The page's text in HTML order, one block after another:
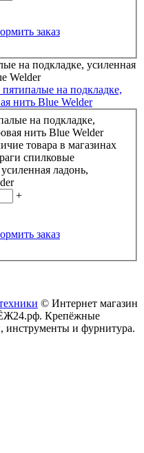
заказ
на подкладке,
нить Blue Welder
товара в магазинах
спилковые
ладонь,
+
заказ
© Интернет магазин
Крепёжные
инструменты и фурнитура.